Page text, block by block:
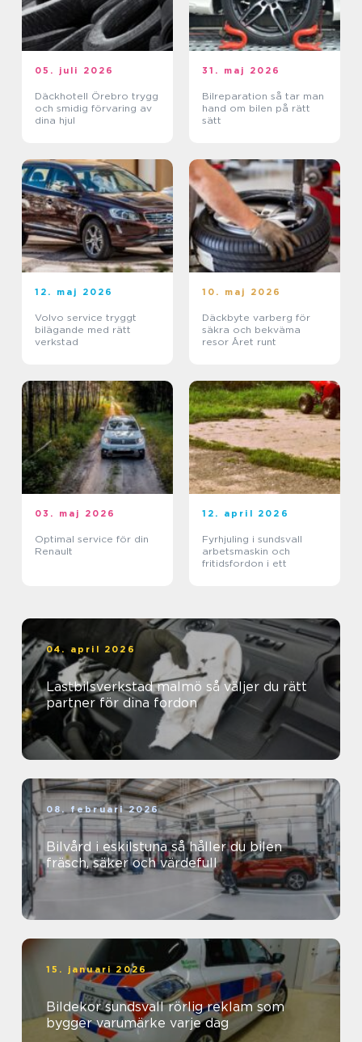
05. juli 2026
Däckhotell Örebro trygg
och smidig förvaring av
dina hjul
31. maj 2026
Bilreparation så tar man
hand om bilen på rätt
sätt
12. maj 2026
Volvo service tryggt
bilägande med rätt
verkstad
10. maj 2026
Däckbyte varberg för
säkra och bekväma
resor Året runt
03. maj 2026
Optimal service för din
Renault
12. april 2026
Fyrhjuling i sundsvall
arbetsmaskin och
fritidsfordon i ett
04. april 2026
Lastbilsverkstad malmö så väljer du rätt
partner för dina fordon
08. februari 2026
Bilvård i eskilstuna så håller du bilen
fräsch, säker och värdefull
15. januari 2026
Bildekor sundsvall rörlig reklam som
bygger varumärke varje dag